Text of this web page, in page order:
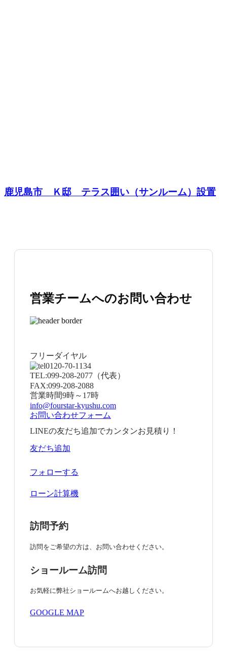
鹿児島市 Ｋ邸 テラス囲い（サンルーム）設置
営業チームへのお問い合わせ
フリーダイヤル
0120-70-1134
TEL:099-208-2077 （代表）
FAX:099-208-2088
営業時間9時～17時
info@fourstar-kyushu.com
お問い合わせフォーム
LINEの友だち追加でカンタンお見積り！
友だち追加
フォローする
ローン計算機
訪問予約
訪問をご希望の方は、お問い合わせください。
ショールーム訪問
お気軽に弊社ショールームへお越しください。
GOOGLE MAP